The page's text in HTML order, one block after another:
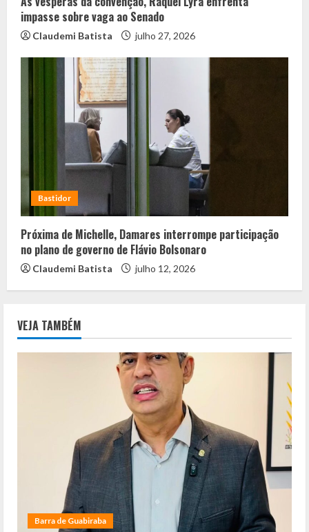
impasse sobre vaga ao Senado
Claudemi Batista julho 27, 2026
Bastidor
Próxima de Michelle, Damares interrompe participação
no plano de governo de Flávio Bolsonaro
Claudemi Batista julho 12, 2026
VEJA TAMBÉM
Barra de Guabiraba